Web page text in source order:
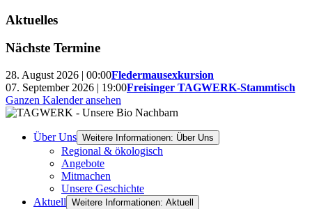
Aktuelles
Nächste Termine
28. August 2026 | 00:00Fledermausexkursion
07. September 2026 | 19:00Freisinger TAGWERK-Stammtisch
Ganzen Kalender ansehen
Über Uns Weitere Informationen: Über Uns
Regional & ökologisch
Angebote
Mitmachen
Unsere Geschichte
Aktuell Weitere Informationen: Aktuell